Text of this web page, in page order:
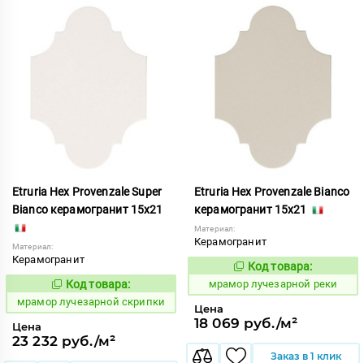
Etruria Hex Provenzale Super
Bianco керамогранит 15x21
Материал:
Керамогранит
1073467
Код товара:
мрамор лучезарной скрипки
Цена
23 232 руб./м²
Etruria Hex Provenzale Bianco
керамогранит 15x21
Материал:
Керамогранит
1073454
Код товара:
мрамор лучезарной реки
Цена
18 069 руб./м²
Заказ в 1 клик